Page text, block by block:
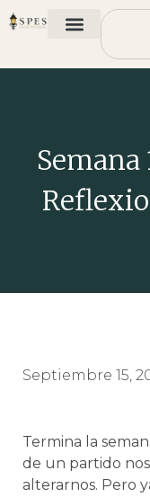
Semana
Septiembre 15,
Termina la
de un partido
alterarnos. Pero